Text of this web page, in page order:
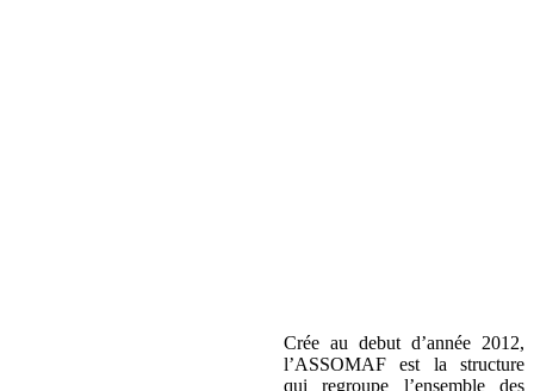
Crée au debut d’année 2012,
l’ASSOMAF est la structure
qui regroupe l’ensemble des